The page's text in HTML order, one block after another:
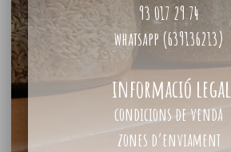
93 017 29 74
whatsapp (639136213)
informació legal
condicions de venda
zones d’enviament